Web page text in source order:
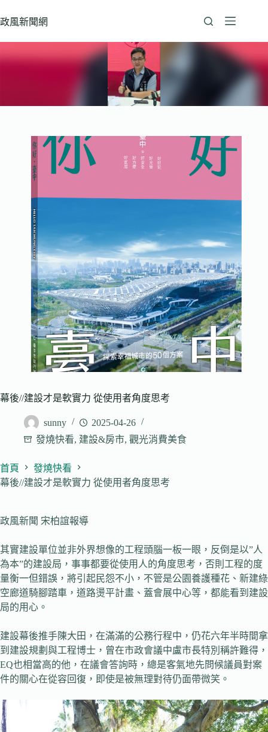
至
政風新聞網
幕後//建設才是軟實力 從使用者角度思考
sunny
2025-04-26
發燒快看, 建設&房市, 觀光消費美食
首頁
發燒快看
幕後//建設才是軟實力 從使用者角度思考
政風新聞 宋柏誼報導
其實建設單位並非外界想像的工程頭腦一板一眼，反倒是以”人
為本”的建設局，事事都要從使用人的角度思考，否則工程的度
量衡一但錯誤，將引起民怨不小，不管是公園養護種花、新建綠
空廊道騎腳踏車，道路燙平計畫、蓋會展中心等，都能看到建設
局的用心。
建設幕後推手陳大田，在滿滿的公務行程中，仍花六年半時間拿
到建設規劃與工程博士，曾在市政會議中盧市長特別稱許難得，
EQ也相當高的他，在議會答詢時，總是客氣地先問候議員對案
件的關心在從容回復，即使是被無理對待仍面帶微笑。